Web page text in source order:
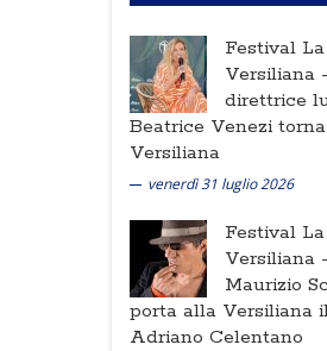
Festival La
Versiliana -
direttrice
Beatrice Venezi
Versiliana
venerdì 31 luglio 2026
Festival La
Versiliana -
Maurizio
porta alla Versiliana
Adriano Celentano